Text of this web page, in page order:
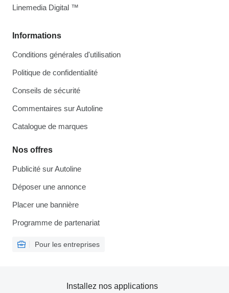
Informations
Conditions générales d'utilisation
Politique de confidentialité
Conseils de sécurité
Commentaires sur Autoline
Catalogue de marques
Nos offres
Publicité sur Autoline
Déposer une annonce
Placer une bannière
Programme de partenariat
Pour les entreprises
Linemedia Digital ™
Installez nos applications